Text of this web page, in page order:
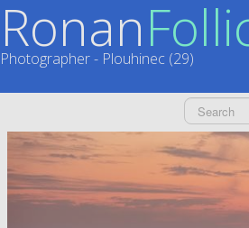
Ronan
Photographer - Plouhinec (29)
CATALOGUES
CALENDRIERS